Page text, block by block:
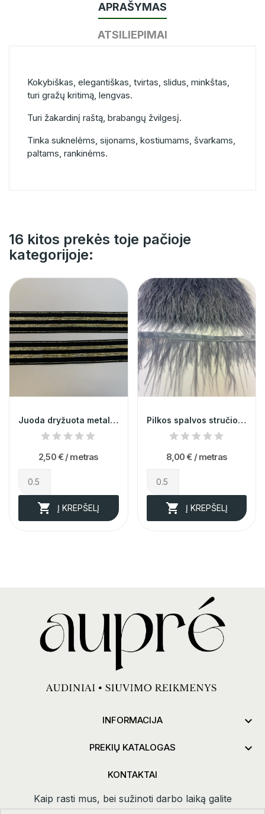
APRAŠYMAS
ATSILIEPIMAI
Kokybiškas, elegantiškas, tvirtas, slidus, minkštas,
turi gražų kritimą, lengvas.
Turi žakardinį raštą, brabangų žvilgesį.
Tinka suknelėms, sijonams, kostiumams, švarkams,
paltams, rankinėms.
16 kitos prekės toje pačioje
kategorijoje:
Juoda dryžuota metalizuota guma 3cm 004661
2,50 € / metras
 Į KREPŠELĮ
Pilkos spalvos stručio plunksnų juosta 013731
8,00 € / metras
 Į KREPŠELĮ
INFORMACIJA 
PREKIŲ KATALOGAS 
KONTAKTAI
Kaip rasti mus, bei sužinoti darbo laiką galite